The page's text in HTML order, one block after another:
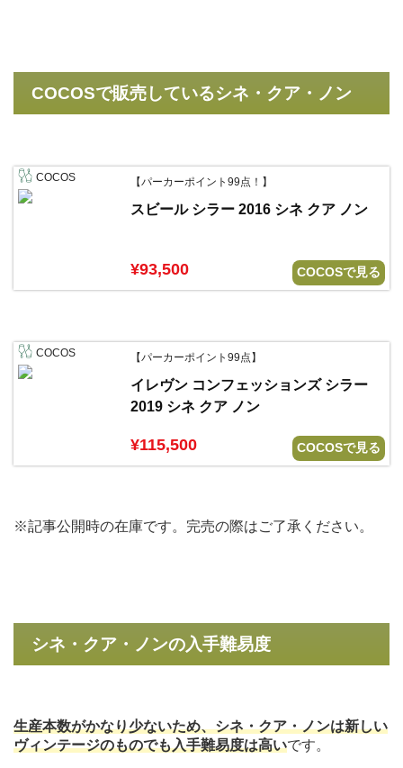
COCOSで販売しているシネ・クア・ノン
COCOS 【パーカーポイント99点！】
スビール シラー 2016 シネ クア ノン
¥93,500 COCOSで見る
COCOS 【パーカーポイント99点】
イレヴン コンフェッションズ シラー
2019 シネ クア ノン
¥115,500 COCOSで見る
※記事公開時の在庫です。完売の際はご了承ください。
シネ・クア・ノンの入手難易度
生産本数がかなり少ないため、シネ・クア・ノンは新しい
ヴィンテージのものでも入手難易度は高いです。